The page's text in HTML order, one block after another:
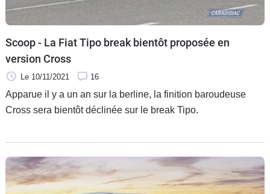
Scoop - La Fiat Tipo break bientôt proposée en
version Cross
Le 10/11/2021 16
Apparue il y a un an sur la berline, la finition baroudeuse
Cross sera bientôt déclinée sur le break Tipo.